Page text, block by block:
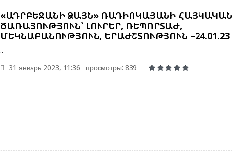
«ԱԴՐԲԵՋԱՆԻ ՁԱՅՆ» ՌԱԴԻՈԿԱՅԱՆԻ ՀԱՅԿԱԿԱՆ
ԾԱՌԱՅՈՒԹՅՈՒՆ՝ ԼՈՒՐԵՐ, ՌԵՊՈՐՏԱԺ,
ՄԵԿՆԱԲԱՆՈՒԹՅՈՒՆ, ԵՐԱԺՇՏՈՒԹՅՈՒՆ –24.01.23
​​​​..
31 январь 2023, 11:36
просмотры: 839